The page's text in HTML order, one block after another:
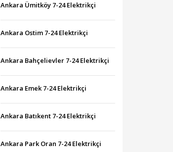
Ankara Ümitköy 7-24 Elektrikçi
Ankara Ostim 7-24 Elektrikçi
Ankara Bahçelievler 7-24 Elektrikçi
Ankara Emek 7-24 Elektrikçi
Ankara Batıkent 7-24 Elektrikçi
Ankara Park Oran 7-24 Elektrikçi